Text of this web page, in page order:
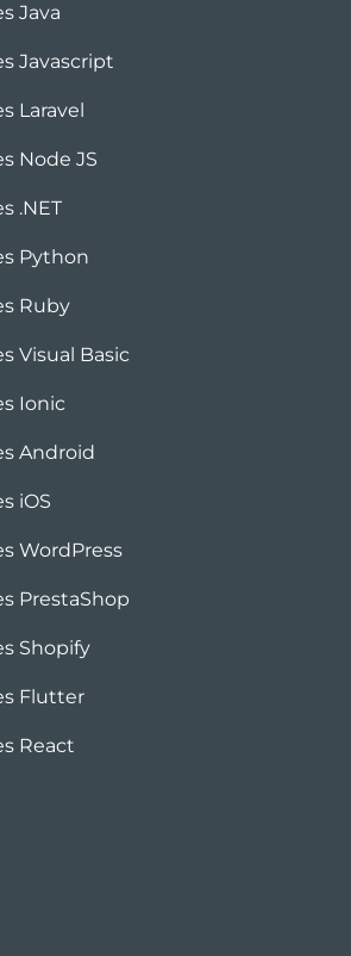
Java
Javascript
Laravel
Node JS
.NET
Python
Ruby
Visual Basic
Ionic
Android
iOS
WordPress
PrestaShop
Shopify
Flutter
React